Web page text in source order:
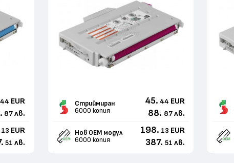
44 EUR
87 лв.
13 EUR
51 лв.
Стриймиран
6000 копия
45. 44 EUR
88. 87 лв.
Нов ОЕМ модул
6000 копия
198. 13 EUR
387. 51 лв.